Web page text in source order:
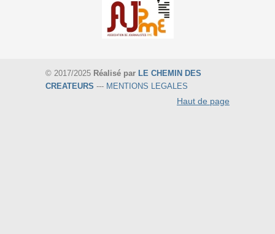
© 2017/2025 Réalisé par LE CHEMIN DES
CREATEURS --- MENTIONS LEGALES
Haut de page